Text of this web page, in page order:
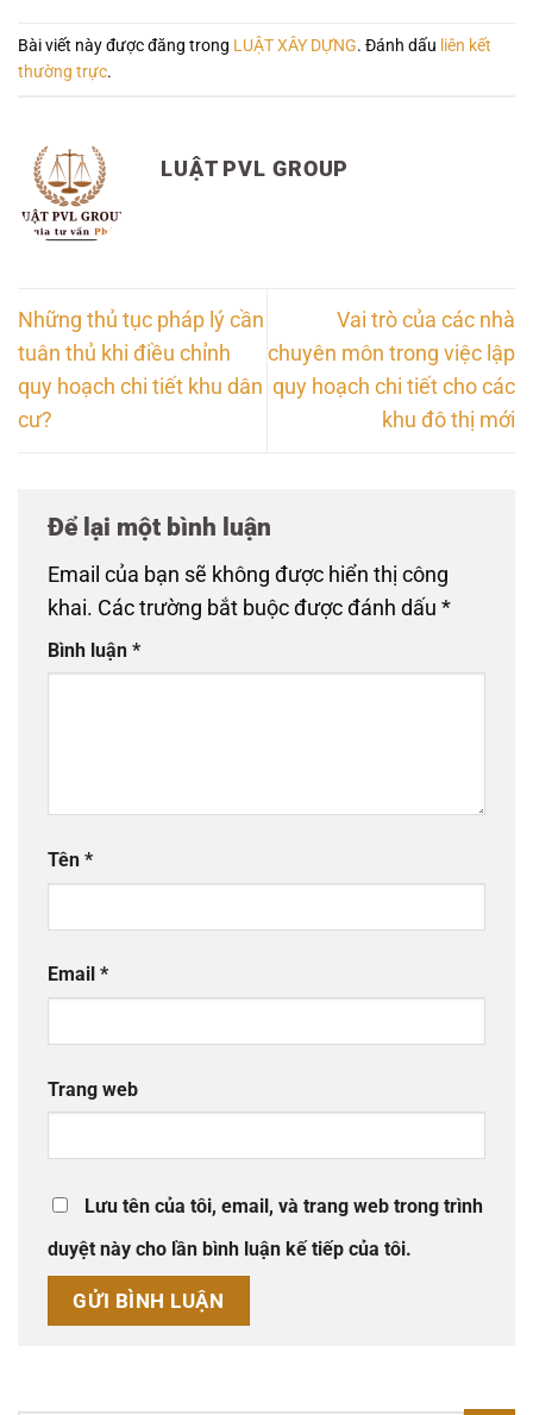
Bài viết này được đăng trong LUẬT XÂY DỰNG. Đánh dấu liên kết
thường trực.
LUẬT PVL GROUP
Những thủ tục pháp lý cần
tuân thủ khi điều chỉnh
quy hoạch chi tiết khu dân
cư?
Vai trò của các nhà
chuyên môn trong việc lập
quy hoạch chi tiết cho các
khu đô thị mới
Để lại một bình luận
Email của bạn sẽ không được hiển thị công
khai. Các trường bắt buộc được đánh dấu *
Bình luận *
Tên *
Email *
Trang web
Lưu tên của tôi, email, và trang web trong trình
duyệt này cho lần bình luận kế tiếp của tôi.